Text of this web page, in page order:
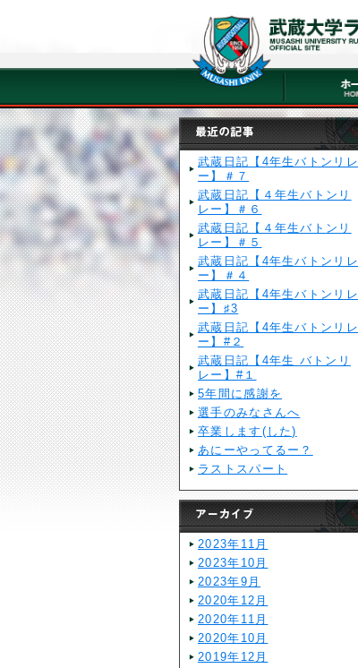
武蔵日記【4年生バトンリレ
ー】＃７
武蔵日記【４年生バトンリ
レー】＃６
武蔵日記【４年生バトンリ
レー】＃５
武蔵日記【4年生バトンリレ
ー】＃４
武蔵日記【4年生バトンリレ
ー】♯3
武蔵日記【4年生バトンリレ
ー】#２
武蔵日記【4年生 バトンリ
レー】#１
5年間に感謝を
選手のみなさんへ
卒業します(した)
あにーやってるー？
ラストスパート
2023年11月
2023年10月
2023年9月
2020年12月
2020年11月
2020年10月
2019年12月